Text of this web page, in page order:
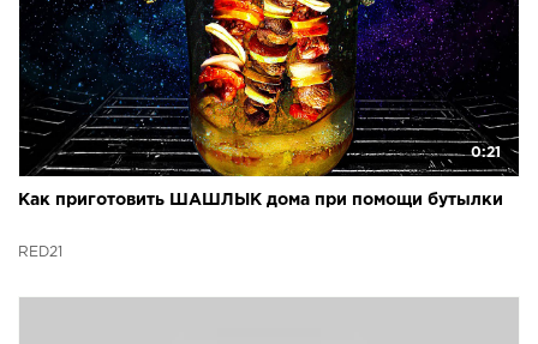
0:21
Как приготовить ШАШЛЫК дома при помощи бутылки
RED21